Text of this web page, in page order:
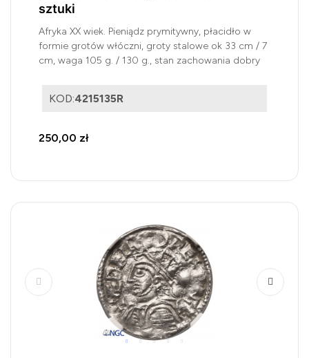
sztuki
Afryka XX wiek. Pieniądz prymitywny, płacidło w
formie grotów włóczni, groty stalowe ok 33 cm / 7
cm, waga 105 g. / 130 g., stan zachowania dobry
KOD:4215135R
250,00 zł